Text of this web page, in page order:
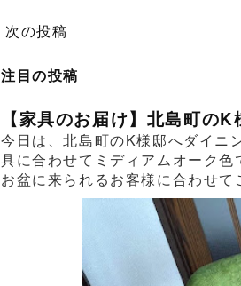
次の投稿
注目の投稿
【家具のお届け】北島町の
今日は、北島町のK様邸へダイニ
具に合わせてミディアムオーク色
お盆に来られるお客様に合わせ